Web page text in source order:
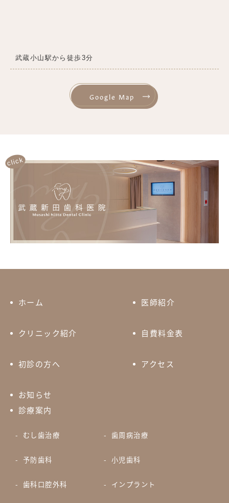
武蔵小山駅から徒歩3分
Google Map
ホーム 医師紹介
クリニック紹介 自費料金表
初診の方へ アクセス
お知らせ
診療案内
むし歯治療 歯周病治療
予防歯科 小児歯科
歯科口腔外科 インプラント